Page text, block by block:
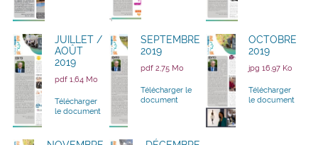
JUILLET /
AOÛT
2019
pdf 1,64 Mo
Télécharger
le document
SEPTEMBRE
2019
pdf 2,75 Mo
Télécharger le
document
OCTOBRE
2019
jpg 16,97 Ko
Télécharger
le document